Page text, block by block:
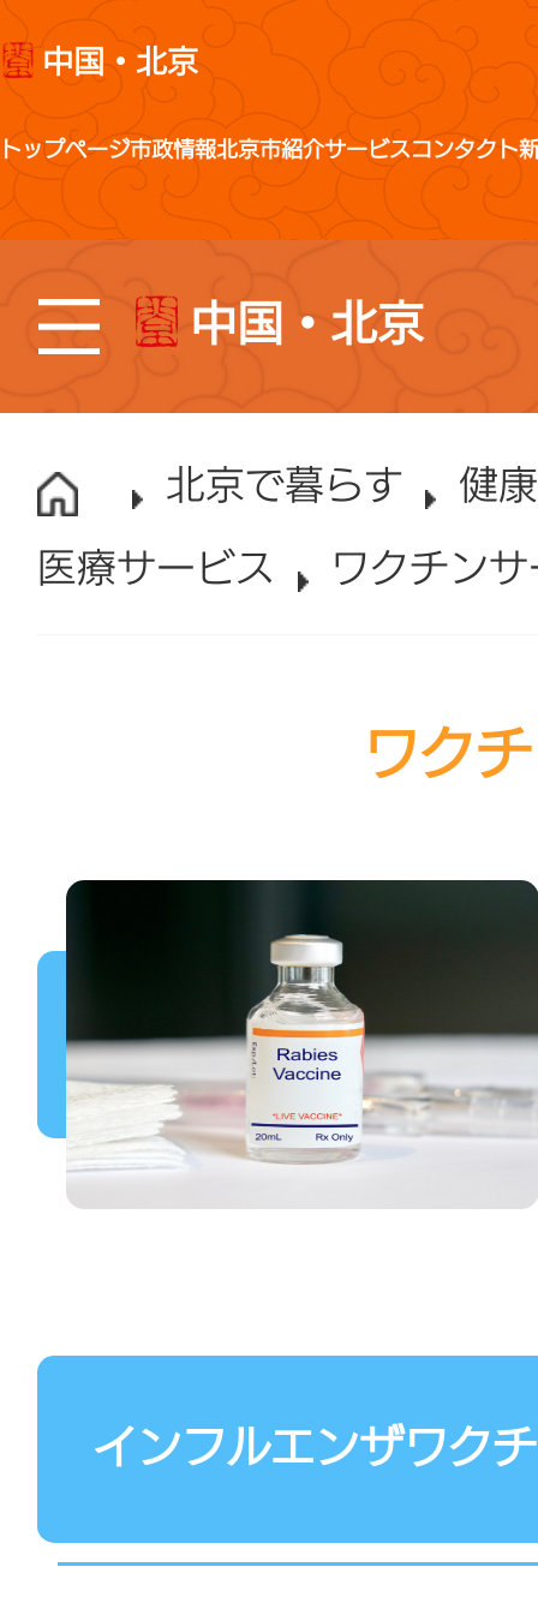
中国・北京
トップページ市政情報北京市紹介サービスコンタクト
中国・北京
北京で暮らす
健
医療サービス
ワクチン
ワク
インフルエンザワク